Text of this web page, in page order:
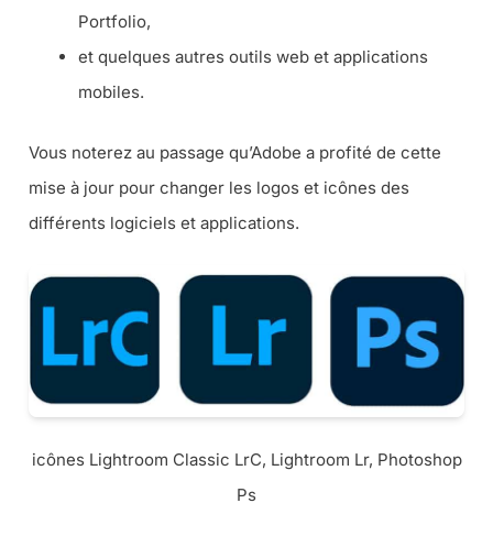
Portfolio,
et quelques autres outils web et applications
mobiles.
Vous noterez au passage qu’Adobe a profité de cette
mise à jour pour changer les logos et icônes des
différents logiciels et applications.
icônes Lightroom Classic LrC, Lightroom Lr, Photoshop
Ps